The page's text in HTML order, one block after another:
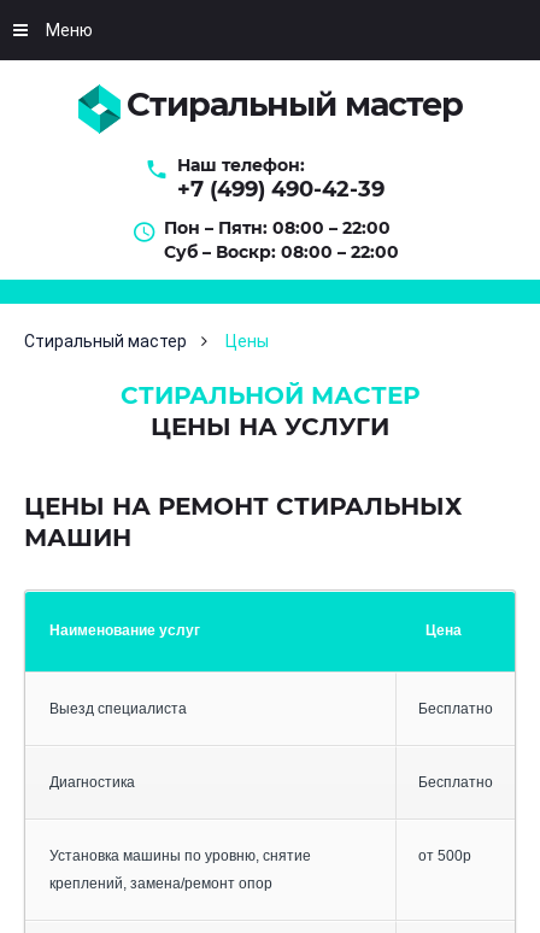
Стиральный мастер
Наш телефон:
+7 (499) 490-42-39
Пон – Пятн: 08:00 – 22:00
Суб – Воскр: 08:00 – 22:00
Меню
Стиральный мастер Цены
СТИРАЛЬНОЙ МАСТЕР
ЦЕНЫ НА УСЛУГИ
ЦЕНЫ НА РЕМОНТ СТИРАЛЬНЫХ
МАШИН
Наименование услуг Цена
Выезд специалиста Бесплатно
Диагностика Бесплатно
Установка машины по уровню, снятие
креплений, замена/ремонт опор
от 500р